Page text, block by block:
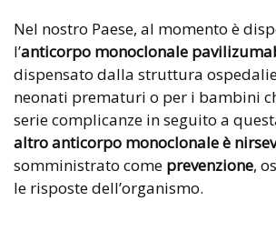
Nel nostro Paese, al momento è
l’anticorpo monoclonale
dispensato dalla struttura
neonati prematuri o per i bambini
serie complicanze in seguito a
altro anticorpo monoclonale è
somministrato come prevenzione,
le risposte dell’organismo.